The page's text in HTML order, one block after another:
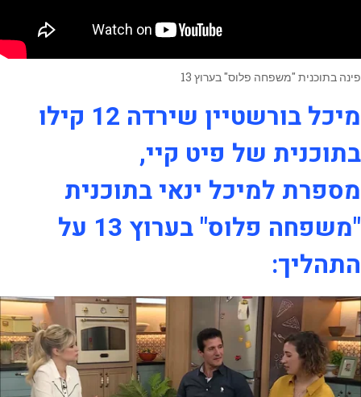
פינה בתוכנית "משפחה פלוס" בערוץ 13
מיכל בורשטיין שירדה 12 קילו
בתוכנית של פיט קיי,
מספרת למיכל ינאי בתוכנית
"משפחה פלוס" בערוץ 13 על
התהליך: